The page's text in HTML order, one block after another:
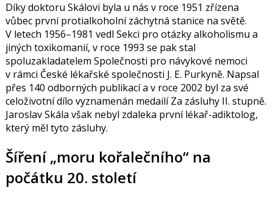
Díky doktoru Skálovi byla u nás v roce 1951 zřízena
vůbec první protialkoholní záchytná stanice na světě.
V letech 1956–1981 vedl Sekci pro otázky alkoholismu a
jiných toxikomanií, v roce 1993 se pak stal
spoluzakladatelem Společnosti pro návykové nemoci
v rámci České lékařské společnosti J. E. Purkyně. Napsal
přes 140 odborných publikací a v roce 2002 byl za své
celoživotní dílo vyznamenán medailí Za zásluhy II. stupně.
Jaroslav Skála však nebyl zdaleka první lékař-adiktolog,
který měl tyto zásluhy.
Šíření „moru kořalečního“ na
počátku 20. století